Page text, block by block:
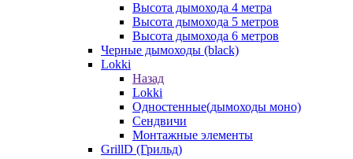
Высота дымохода 4 метра
Высота дымохода 5 метров
Высота дымохода 6 метров
Черные дымоходы (black)
Lokki
Назад
Lokki
Одностенные(дымоходы моно)
Сендвичи
Монтажные элементы
GrillD (Грильд)